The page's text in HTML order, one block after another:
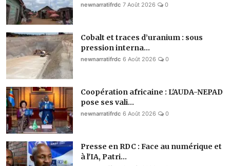
newnarratifrdc 7 Août 2026 0
Cobalt et traces d’uranium : sous
pression interna...
newnarratifrdc 6 Août 2026 0
Coopération africaine : L'AUDA-NEPAD
pose ses vali...
newnarratifrdc 6 Août 2026 0
Presse en RDC : Face au numérique et
à l'IA, Patri...